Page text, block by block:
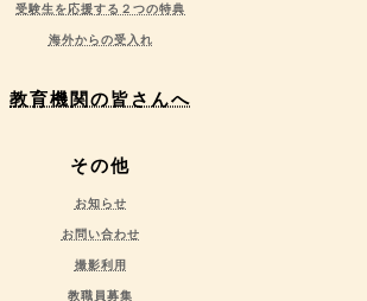
受験生を応援する２つの特典
海外からの受入れ
教育機関の皆さんへ
その他
お知らせ
お問い合わせ
撮影利用
教職員募集